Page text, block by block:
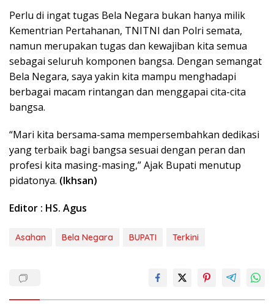
Perlu di ingat tugas Bela Negara bukan hanya milik
Kementrian Pertahanan, TNITNI dan Polri semata,
namun merupakan tugas dan kewajiban kita semua
sebagai seluruh komponen bangsa. Dengan semangat
Bela Negara, saya yakin kita mampu menghadapi
berbagai macam rintangan dan menggapai cita-cita
bangsa.
“Mari kita bersama-sama mempersembahkan dedikasi
yang terbaik bagi bangsa sesuai dengan peran dan
profesi kita masing-masing,” Ajak Bupati menutup
pidatonya. (Ikhsan)
Editor : HS. Agus
Asahan Bela Negara BUPATI Terkini